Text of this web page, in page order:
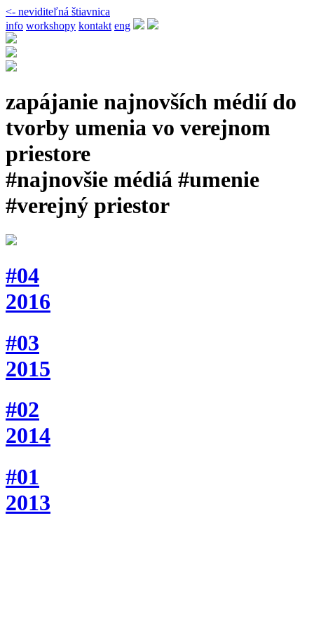
<- neviditeľná štiavnica
info workshopy kontakt eng
zapájanie najnovších médií do
tvorby umenia vo verejnom
priestore
#najnovšie médiá #umenie
#verejný priestor
#04
2016
#03
2015
#02
2014
#01
2013